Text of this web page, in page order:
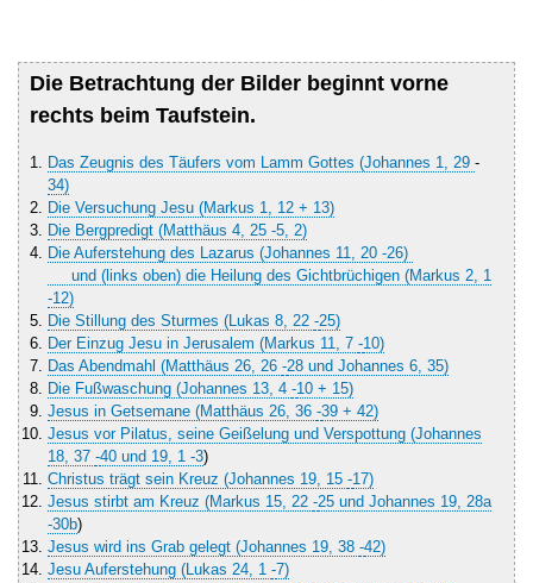
Die Betrachtung der Bilder beginnt vorne
rechts beim Taufstein.
Das Zeugnis des Täufers vom Lamm Gottes (Johannes 1, 29 -
34)
Die Versuchung Jesu (Markus 1, 12 + 13)
Die Bergpredigt (Matthäus 4, 25 -5, 2)
Die Auferstehung des Lazarus (Johannes 11, 20 -26)
und (links oben) die Heilung des Gichtbrüchigen (Markus 2, 1
-12)
Die Stillung des Sturmes (Lukas 8, 22 -25)
Der Einzug Jesu in Jerusalem (Markus 11, 7 -10)
Das Abendmahl (Matthäus 26, 26 -28 und Johannes 6, 35)
Die Fußwaschung (Johannes 13, 4 -10 + 15)
Jesus in Getsemane (Matthäus 26, 36 -39 + 42)
Jesus vor Pilatus, seine Geißelung und Verspottung (Johannes
18, 37 -40 und 19, 1 -3)
Christus trägt sein Kreuz (Johannes 19, 15 -17)
Jesus stirbt am Kreuz (Markus 15, 22 -25 und Johannes 19, 28a
-30b)
Jesus wird ins Grab gelegt (Johannes 19, 38 -42)
Jesu Auferstehung (Lukas 24, 1 -7)